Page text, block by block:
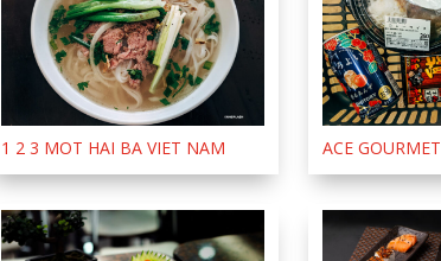
1 2 3 MOT HAI BA VIET NAM ACE GOURMET